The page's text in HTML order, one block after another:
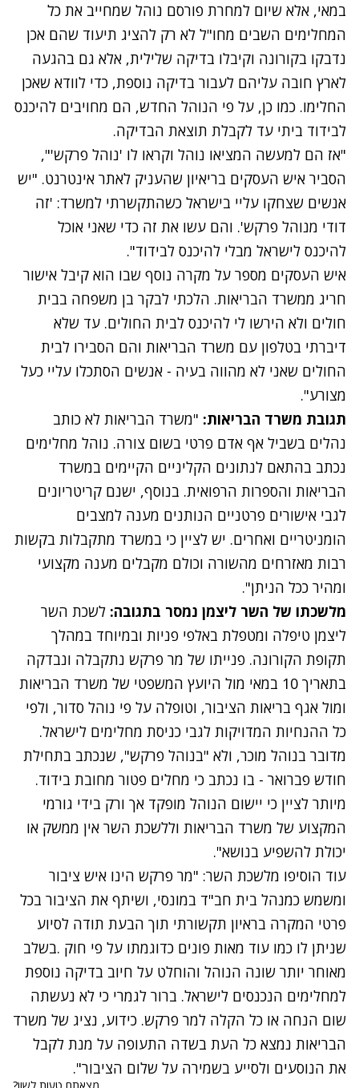
במאי, אלא שיום למחרת פורסם נוהל שמחייב את כל
המחלימים השבים מחו"ל לא רק להציג תיעוד שהם אכן
נדבקו בקורונה וקיבלו בדיקה שלילית, אלא גם בהגעה
לארץ חובה עליהם לעבור בדיקה נוספת, כדי לוודא שאכן
החלימו. כמו כן, על פי הנוהל החדש, הם מחויבים להיכנס
לבידוד ביתי עד לקבלת תוצאת הבדיקה.
"אז הם למעשה המציאו נוהל וקראו לו 'נוהל פרקש'",
הסביר איש העסקים בריאיון שהעניק לאתר אינטרנט. "יש
אנשים שצחקו עליי בישראל כשהתקשרתי למשרד: 'זה
דודי מנוהל פרקש'. והם עשו את זה כדי שאני אוכל
להיכנס לישראל מבלי להיכנס לבידוד".
איש העסקים מספר על מקרה נוסף שבו הוא קיבל אישור
חריג ממשרד הבריאות. הלכתי לבקר בן משפחה בבית
חולים ולא הירשו לי להיכנס לבית החולים. עד שלא
דיברתי בטלפון עם משרד הבריאות והם הסבירו לבית
החולים שאני לא מהווה בעיה - אנשים הסתכלו עליי כעל
מצורע".
תגובת משרד הבריאות: "משרד הבריאות לא כותב
נהלים בשביל אף אדם פרטי בשום צורה. נוהל מחלימים
נכתב בהתאם לנתונים הקליניים הקיימים במשרד
הבריאות והספרות הרפואית. בנוסף, ישנם קריטריונים
לגבי אישורים פרטניים הנותנים מענה למצבים
הומניטריים ואחרים. יש לציין כי במשרד מתקבלות בקשות
רבות מאזרחים מהשורה וכולם מקבלים מענה מקצועי
ומהיר ככל הניתן".
מלשכתו של השר ליצמן נמסר בתגובה: לשכת השר
ליצמן טיפלה ומטפלת באלפי פניות ובמיוחד במהלך
תקופת הקורונה. פנייתו של מר פרקש נתקבלה ונבדקה
בתאריך 10 במאי מול היועץ המשפטי של משרד הבריאות
ומול אגף בריאות הציבור, וטופלה על פי נוהל סדור, ולפי
כל ההנחיות המדויקות לגבי כניסת מחלימים לישראל.
מדובר בנוהל מוכר, ולא "בנוהל פרקש", שנכתב בתחילת
חודש פברואר - בו נכתב כי מחלים פטור מחובת בידוד.
מיותר לציין כי יישום הנוהל מופקד אך ורק בידי גורמי
המקצוע של משרד הבריאות וללשכת השר אין ממשק או
יכולת להשפיע בנושא".
עוד הוסיפו מלשכת השר: "מר פרקש הינו איש ציבור
ומשמש כמנהל בית חב"ד במונסי, ושיתף את הציבור בכל
פרטי המקרה בראיון תקשורתי תוך הבעת תודה לסיוע
שניתן לו כמו עוד מאות פונים כדוגמתו על פי חוק .בשלב
מאוחר יותר שונה הנוהל והוחלט על חיוב בדיקה נוספת
למחלימים הנכנסים לישראל. ברור לגמרי כי לא נעשתה
שום הנחה או כל הקלה למר פרקש. כידוע, נציג של משרד
הבריאות נמצא כל העת בשדה התעופה על מנת לקבל
את הנוסעים ולסייע בשמירה על שלום הציבור".